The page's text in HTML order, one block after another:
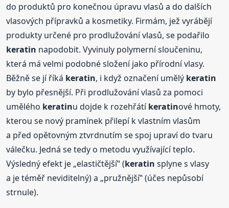
do produktů pro konečnou úpravu vlasů a do dalších
vlasových přípravků a kosmetiky. Firmám, jež vyrábějí
produkty určené pro prodlužování vlasů, se podařilo
keratin napodobit. Vyvinuly polymerní sloučeninu,
která má velmi podobné složení jako přírodní vlasy.
Běžně se jí říká keratin, i když označení umělý keratin
by bylo přesnější. Při prodlužování vlasů za pomoci
umělého keratinu dojde k rozehřátíkeratinové hmoty,
kterou se nový pramínek přilepí k vlastním vlasům
a před opětovným ztvrdnutím se spoj upraví do tvaru
válečku. Jedná se tedy o metodu využívající teplo.
Výsledný efekt je „elastičtější‟ (keratin splyne s vlasy
a je téměř neviditelný) a „pružnější‟ (účes nepůsobí
strnule).